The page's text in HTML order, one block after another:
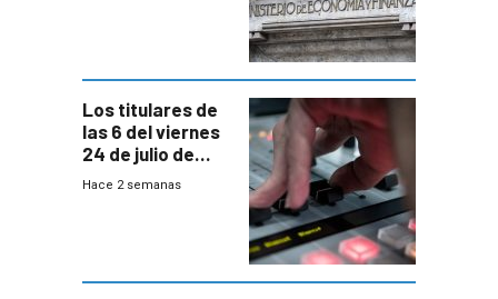
Los titulares de
las 6 del viernes
24 de julio de
2026
Hace 2 semanas